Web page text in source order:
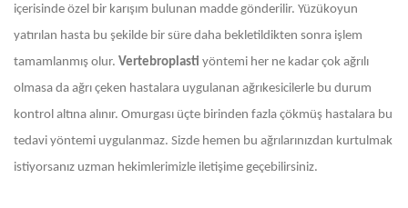
içerisinde özel bir karışım bulunan madde gönderilir. Yüzükoyun
yatırılan hasta bu şekilde bir süre daha bekletildikten sonra işlem
tamamlanmış olur. Vertebroplasti yöntemi her ne kadar çok ağrılı
olmasa da ağrı çeken hastalara uygulanan ağrıkesicilerle bu durum
kontrol altına alınır. Omurgası üçte birinden fazla çökmüş hastalara bu
tedavi yöntemi uygulanmaz. Sizde hemen bu ağrılarınızdan kurtulmak
istiyorsanız uzman hekimlerimizle iletişime geçebilirsiniz.